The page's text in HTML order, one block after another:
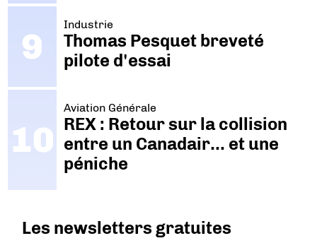
Industrie
Thomas Pesquet breveté
pilote d'essai
Aviation Générale
REX : Retour sur la collision
entre un Canadair… et une
péniche
Les newsletters gratuites